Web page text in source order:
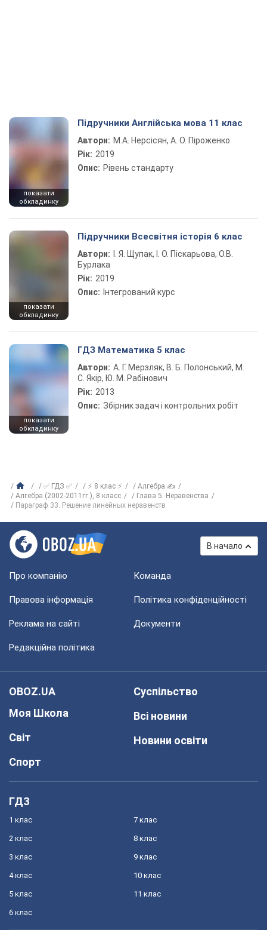
показати
обкладинку
Підручники Англійська мова 11 клас
Автори: М.А. Нерсісян, А. О. Піроженко
Рік: 2019
Опис: Рівень стандарту
показати
обкладинку
Підручники Всесвітня історія 6 клас
Автори:
І. Я. Щупак, І. О. Піскарьова, О.В.
Бурлака
Рік: 2019
Опис: Інтегрований курс
показати
обкладинку
ГДЗ Математика 5 клас
Автори: А. Г. Мерзляк, В. Б. Полонський, М.
С. Якір, Ю. М. Рабінович
Рік: 2013
Опис: Збірник задач і контрольних робіт
✅ ГДЗ ✅ ⚡ 8 клас ⚡
Алгебра ✍
Алгебра (2002-2011гг.), 8 класс
Глава 5. Неравенства
Параграф 33. Решение линейных неравенств
В начало
Про компанію Команда
Правова інформація Політика конфіденційності
Реклама на сайті Документи
Редакційна політика
OBOZ.UA
Моя Школа
Світ
Спорт
Суспільство
Всі новини
Новини освіти
ГДЗ
1 клас
2 клас
3 клас
4 клас
5 клас
6 клас
7 клас
8 клас
9 клас
10 клас
11 клас